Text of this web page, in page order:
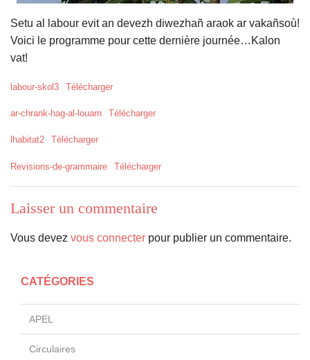
Setu al labour evit an devezh diwezhañ araok ar vakañsoù!
Voici le programme pour cette dernière journée…Kalon
vat!
labour-skol3 Télécharger
ar-chrank-hag-al-louarn Télécharger
lhabitat2 Télécharger
Revisions-de-grammaire Télécharger
Laisser un commentaire
Vous devez vous connecter pour publier un commentaire.
CATÉGORIES
APEL
Circulaires